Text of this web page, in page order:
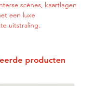
scènes, kaartlagen
een luxe
uitstraling.
producten